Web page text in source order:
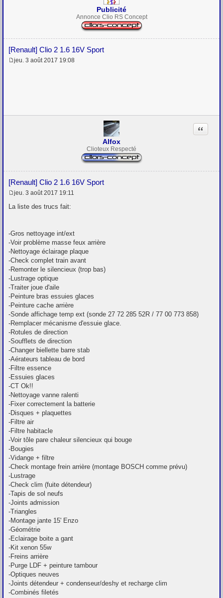
Publicité
Annonce Clio RS Concept
[Renault] Clio 2 1.6 16V Sport
M
jeu. 3 août 2017 19:08
Alfox
Clioteux Respecté
[Renault] Clio 2 1.6 16V Sport
Citation
M
e
g
e
jeu. 3 août 2017 19:11
La liste des trucs fait:
-Gros nettoyage int/ext
-Voir problème masse feux arrière
-Nettoyage éclairage plaque
-Check complet train avant
-Remonter le silencieux (trop bas)
-Lustrage optique
-Traiter joue d'aile
-Peinture bras essuies glaces
-Peinture cache arrière
-Sonde affichage temp ext (sonde 27 72 285 52R / 77 00 773 858)
-Remplacer mécanisme d'essuie glace.
-Rotules de direction
-Soufflets de direction
-Changer biellette barre stab
-Aérateurs tableau de bord
-Filtre essence
-Essuies glaces
-CT Ok!!
-Nettoyage vanne ralenti
-Fixer correctement la batterie
-Disques + plaquettes
-Filtre air
-Filtre habitacle
-Voir tôle pare chaleur silencieux qui bouge
-Bougies
-Vidange + filtre
-Check montage frein arrière (montage BOSCH comme prévu)
-Lustrage
-Check clim (fuite détendeur)
-Tapis de sol neufs
-Joints admission
-Triangles
-Montage jante 15' Enzo
-Géométrie
-Eclairage boite a gant
-Kit xenon 55w
-Freins arrière
-Purge LDF + peinture tambour
-Optiques neuves
-Joints détendeur + condenseur/deshy et recharge clim
-Combinés filetés